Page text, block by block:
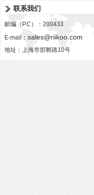
联系我们
邮编（P.C）：200433
E-mail： sales@riikoo.com
地址：上海市邯郸路10号